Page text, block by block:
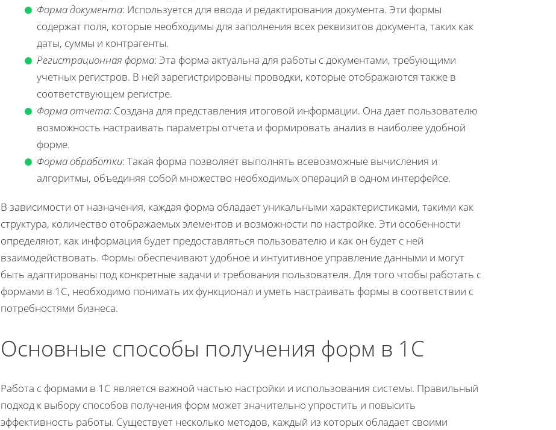
Форма документа: Используется для ввода и редактирования документа. Эти формы
содержат поля, которые необходимы для заполнения всех реквизитов документа, таких как
даты, суммы и контрагенты.
Регистрационная форма: Эта форма актуальна для работы с документами, требующими
учетных регистров. В ней зарегистрированы проводки, которые отображаются также в
соответствующем регистре.
Форма отчета: Создана для представления итоговой информации. Она дает пользователю
возможность настраивать параметры отчета и формировать анализ в наиболее удобной
форме.
Форма обработки: Такая форма позволяет выполнять всевозможные вычисления и
алгоритмы, объединяя собой множество необходимых операций в одном интерфейсе.
В зависимости от назначения, каждая форма обладает уникальными характеристиками, такими как
структура, количество отображаемых элементов и возможности по настройке. Эти особенности
определяют, как информация будет предоставляться пользователю и как он будет с ней
взаимодействовать. Формы обеспечивают удобное и интуитивное управление данными и могут
быть адаптированы под конкретные задачи и требования пользователя. Для того чтобы работать с
формами в 1С, необходимо понимать их функционал и уметь настраивать формы в соответствии с
потребностями бизнеса.
Основные способы получения форм в 1С
Работа с формами в 1С является важной частью настройки и использования системы. Правильный
подход к выбору способов получения форм может значительно упростить и повысить
эффективность работы. Существует несколько методов, каждый из которых обладает своими